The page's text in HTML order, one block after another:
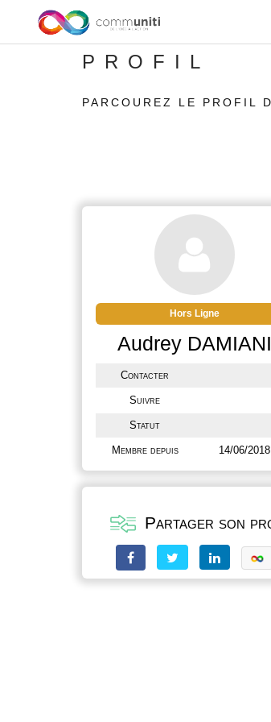
PROFIL
PARCOUREZ LE PROFIL
Hors Ligne
Audrey DAMIANI
Contacter
Suivre
Statut
Membre depuis 14/06/2018
Partager son